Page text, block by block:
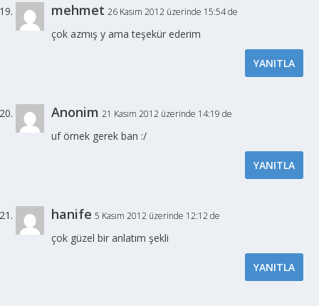
mehmet 26 Kasım 2012 üzerinde 15:54 de
çok azmış y ama teşekür ederim
YANITLA
Anonim 21 Kasım 2012 üzerinde 14:19 de
uf örnek gerek ban :/
YANITLA
hanife 5 Kasım 2012 üzerinde 12:12 de
çok güzel bir anlatım şekli
YANITLA